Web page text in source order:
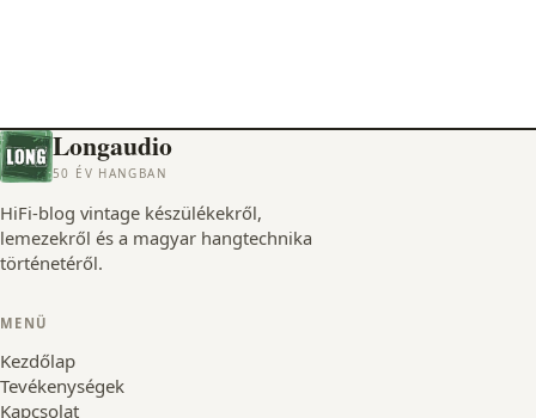
Longaudio
50 ÉV HANGBAN
HiFi-blog vintage készülékekről,
lemezekről és a magyar hangtechnika
történetéről.
MENÜ
Kezdőlap
Tevékenységek
Kapcsolat